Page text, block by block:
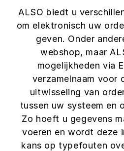
ALSO biedt u
om elektronisch uw
geven. Onder
webshop, maar
mogelijkheden via
verzamelnaam voor
uitwisseling van
tussen uw systeem en
Zo hoeft u gegevens
voeren en wordt deze
kans op typefouten